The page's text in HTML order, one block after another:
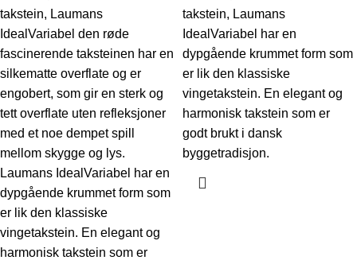
takstein, Laumans
IdealVariabel den røde
fascinerende taksteinen har en
silkematte overflate og er
engobert, som gir en sterk og
tett overflate uten refleksjoner
med et noe dempet spill
mellom skygge og lys.
Laumans IdealVariabel har en
dypgående krummet form som
er lik den klassiske
vingetakstein. En elegant og
harmonisk takstein som er
takstein, Laumans
IdealVariabel har en
dypgående krummet form som
er lik den klassiske
vingetakstein. En elegant og
harmonisk takstein som er
godt brukt i dansk
byggetradisjon.